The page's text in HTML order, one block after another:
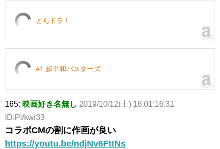
とらドラ！
#1 超平和バスターズ
165: 映画好き名無し 2019/10/12(土) 16:01:16.31
ID:Pi/kwi33
コラボCMの割に作画が良い
https://youtu.be/ndjNv6FttNs